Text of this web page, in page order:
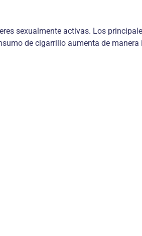
sexualmente activas. Los
de cigarrillo aumenta de manera